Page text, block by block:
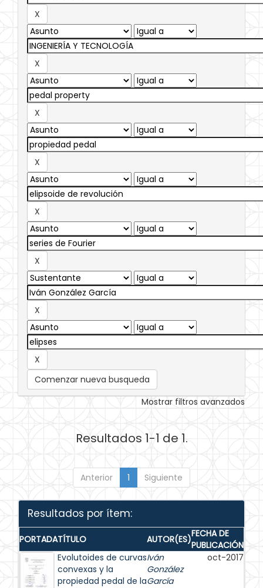
Comenzar nueva busqueda
Mostrar filtros avanzados
Resultados 1-1 de 1.
Anterior 1 Siguiente
Resultados por ítem:
PORTADATÍTULO AUTOR(ES)FECHA DE
PUBLICACIÓN
Evolutoides de curvas
convexas y la
propiedad pedal de la
Iván
González
García
oct-2017